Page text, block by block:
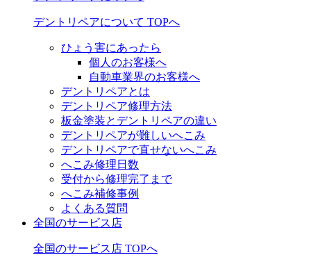
デントリペアについて TOPへ
ひょう害にあったら
個人のお客様へ
自動車業界のお客様へ
デントリペアとは
デントリペア修理方法
板金塗装とデントリペアの違い
デントリペアが難しいへこみ
デントリペアで直せないへこみ
へこみ修理日数
受付から修理完了まで
へこみ補修事例
よくある質問
全国のサービス店
全国のサービス店 TOPへ